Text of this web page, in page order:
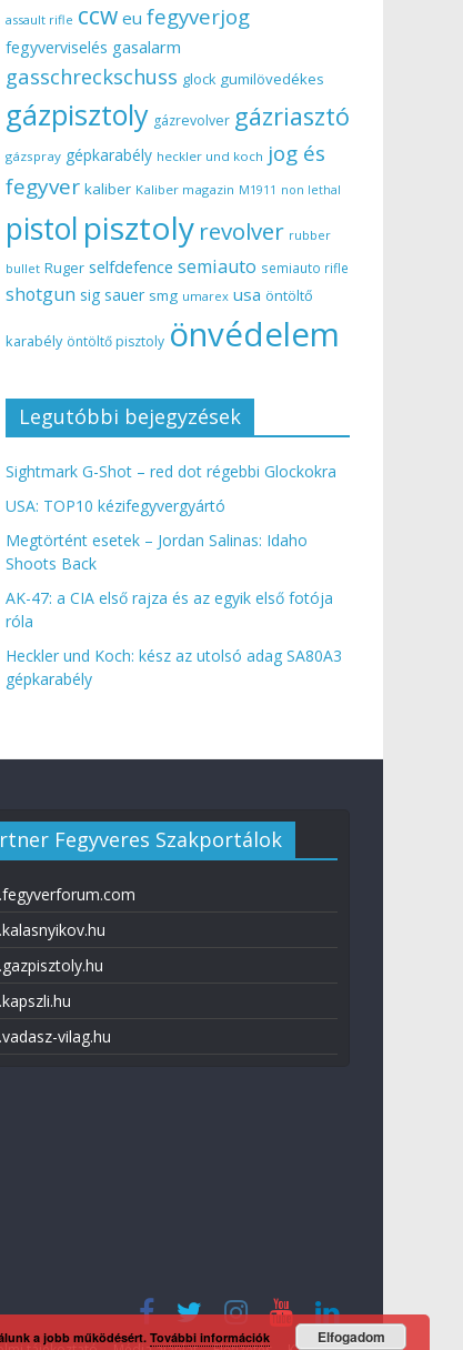
assault rifle ccw eu fegyverjog
fegyverviselés gasalarm
gasschreckschuss glock gumilövedékes
gázpisztoly gázrevolver gázriasztó
gázspray gépkarabély heckler und koch jog és
fegyver kaliber Kaliber magazin M1911 non lethal
pistol pisztoly revolver rubber
bullet Ruger selfdefence semiauto semiauto rifle
shotgun sig sauer smg umarex usa öntöltő
karabély öntöltő pisztoly önvédelem
Legutóbbi bejegyzések
Sightmark G-Shot – red dot régebbi Glockokra
USA: TOP10 kézifegyvergyártó
Megtörtént esetek – Jordan Salinas: Idaho
Shoots Back
AK-47: a CIA első rajza és az egyik első fotója
róla
Heckler und Koch: kész az utolsó adag SA80A3
gépkarabély
Fegyveres Szakportálok
vilag.hu
a jobb működésért. További információk Elfogadom